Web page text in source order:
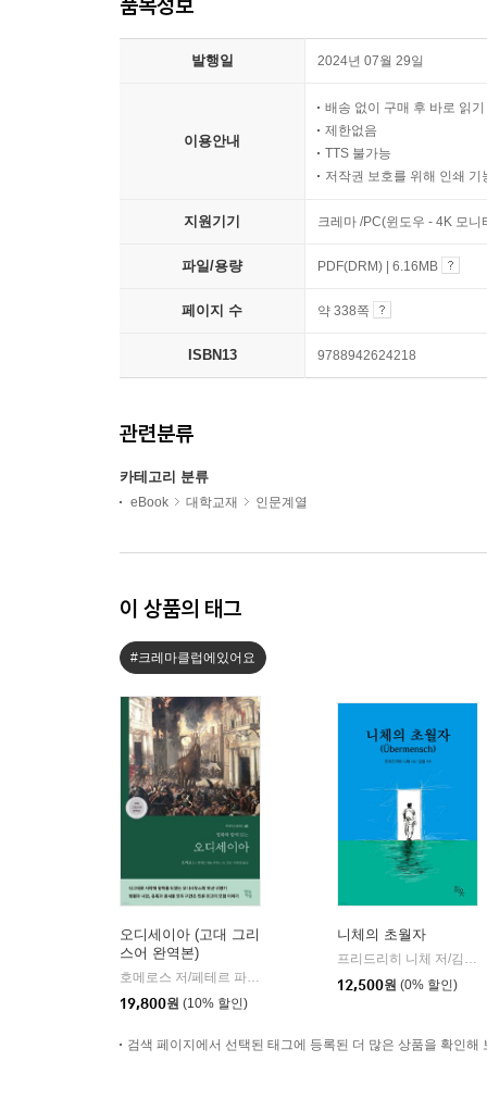
발행일 2024년 07월 29일
이용안내
배송 없이 구매 후 바로 읽기
제한없음
TTS 불가능
저작권 보호를 위해 인쇄 기
지원기기 크레마 /PC(윈도우 - 4K 모
파일/용량 PDF(DRM) | 6.16MB
페이지 수 약 338쪽
ISBN13 9788942624218
관련분류
카테고리 분류
eBook 대학교재 인문계열
이 상품의 태그
#크레마클럽에있어요
오디세이아 (고대 그리
스어 완역본)
| 현대지성
19,800원 (10% 할인)
니체의 초월자
12,500원 (0% 할인)
검색 페이지에서 선택된 태그에 등록된 더 많은 상품을 확인해